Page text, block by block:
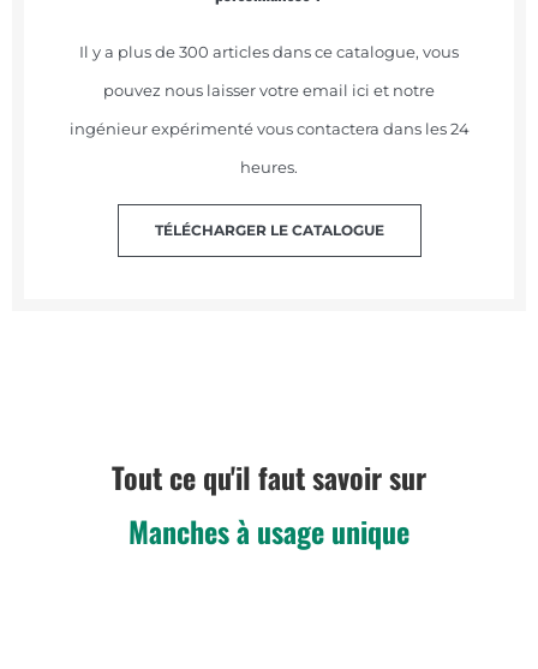
Il y a plus de 300 articles dans ce catalogue, vous
pouvez nous laisser votre email ici et notre
ingénieur expérimenté vous contactera dans les 24
heures.
TÉLÉCHARGER LE CATALOGUE
Tout ce qu'il faut savoir sur
Manches à usage unique